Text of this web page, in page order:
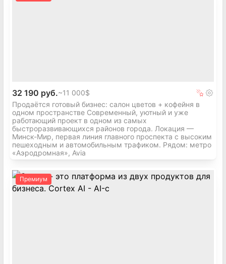
32 190 руб.~11 000$
Продаётся готовый бизнес: салон цветов + кофейня в
одном пространстве Современный, уютный и уже
работающий проект в одном из самых
быстроразвивающихся районов города. Локация —
Минск-Мир, первая линия главного проспекта с высоким
пешеходным и автомобильным трафиком. Рядом: метро
«Аэродромная», Avia
Премиум